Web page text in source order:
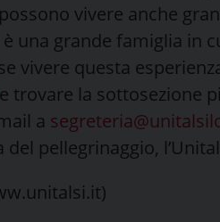
vivere anche
una grande famiglia in
vivere questa
e trovare la sottosezione
a
del pellegrinaggio,